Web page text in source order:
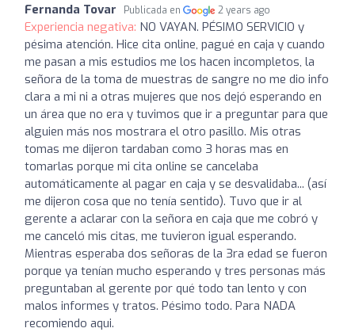
Fernanda Tovar Publicada en 2 years ago
Experiencia negativa: NO VAYAN. PÉSIMO SERVICIO y
pésima atención. Hice cita online, pagué en caja y cuando
me pasan a mis estudios me los hacen incompletos, la
señora de la toma de muestras de sangre no me dio info
clara a mi ni a otras mujeres que nos dejó esperando en
un área que no era y tuvimos que ir a preguntar para que
alguien más nos mostrara el otro pasillo. Mis otras
tomas me dijeron tardaban como 3 horas mas en
tomarlas porque mi cita online se cancelaba
automáticamente al pagar en caja y se desvalidaba... (así
me dijeron cosa que no tenía sentido). Tuvo que ir al
gerente a aclarar con la señora en caja que me cobró y
me canceló mis citas, me tuvieron igual esperando.
Mientras esperaba dos señoras de la 3ra edad se fueron
porque ya tenían mucho esperando y tres personas más
preguntaban al gerente por qué todo tan lento y con
malos informes y tratos. Pésimo todo. Para NADA
recomiendo aqui.